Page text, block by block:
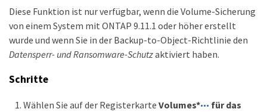
Diese Funktion ist nur verfügbar, wenn die Volume-Sicherung
von einem System mit ONTAP 9.11.1 oder höher erstellt
wurde und wenn Sie in der Backup-to-Object-Richtlinie den
Datensperr- und Ransomware-Schutzaktiviert haben.
Schritte
Wählen Sie auf der Registerkarte Volumes*
für das